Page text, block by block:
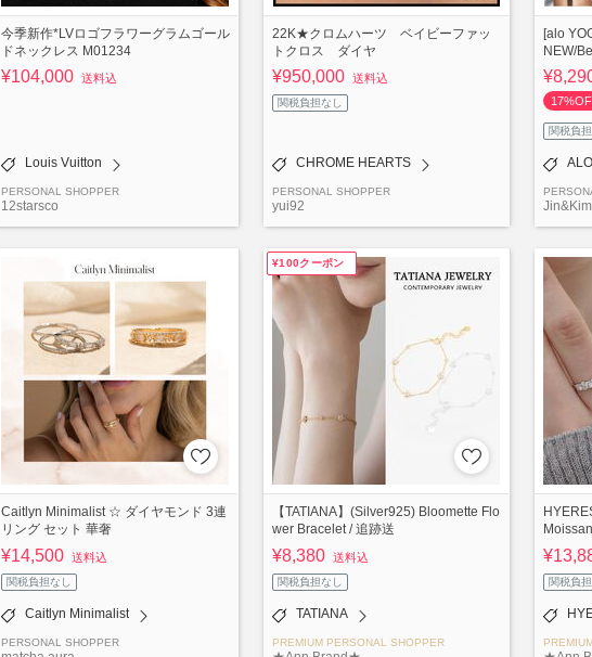
今季新作*LVロゴフラワーグラムゴール
ドネックレス M01234
¥104,000 送料込
Louis Vuitton
PERSONAL SHOPPER
12starsco
22K★クロムハーツ ベイビーファッ
トクロス ダイヤ
¥950,000 送料込
関税負担なし
CHROME HEARTS
PERSONAL SHOPPER
yui92
[alo
NEW/
関税負
Jin&Kim
Caitlyn Minimalist ☆ ダイヤモンド 3連
リング セット 華奢
¥14,500 送料込
関税負担なし
Caitlyn Minimalist
PERSONAL SHOPPER
¥100クーポン
【TATIANA】(Silver925) Bloomette Flo
wer Bracelet / 追跡送
¥8,380 送料込
関税負担なし
TATIANA
PREMIUM PERSONAL SHOPPER
関税負担